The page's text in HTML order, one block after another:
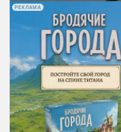
РЕКЛАМА